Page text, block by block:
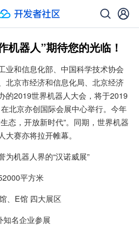
机器人”期待您的光临！
业和信息化部、中国科学技术协会
北京市经济和信息化局、北京经济
的2019世界机器人大会，将于2019
北京亦创国际会展中心举行。今年
态，开放新时代”。同期，世界机器
大赛亦将拉开帷幕。
为机器人界的“汉诺威展”
平方米
、E馆 四大展区
知名企业参展